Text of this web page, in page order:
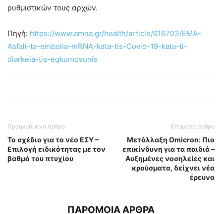
ρυθμιστικών τους αρχών.
Πηγή: https://www.amna.gr/health/article/616703/EMA-
Asfali-ta-embolia-mRNA-kata-tis-Covid-19-kata-ti-
diarkeia-tis-egkumosunis
Προηγούμενο άρθρο
Το σχέδιο για το νέο ΕΣΥ –
Επιλογή ειδικότητας με τον
βαθμό του πτυχίου
Επόμενο άρθρο
Μετάλλαξη Omicron: Πιο
επικίνδυνη για τα παιδιά –
Αυξημένες νοσηλείες και
κρούσματα, δείχνει νέα
έρευνα
ΠΑΡΟΜΟΙΑ ΑΡΘΡΑ